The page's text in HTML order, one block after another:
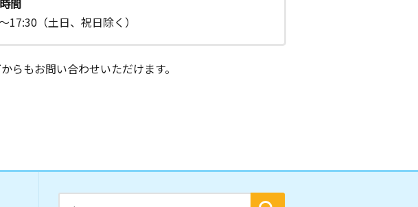
間
17:30（土日、祝日除く）
らもお問い合わせいただけます。